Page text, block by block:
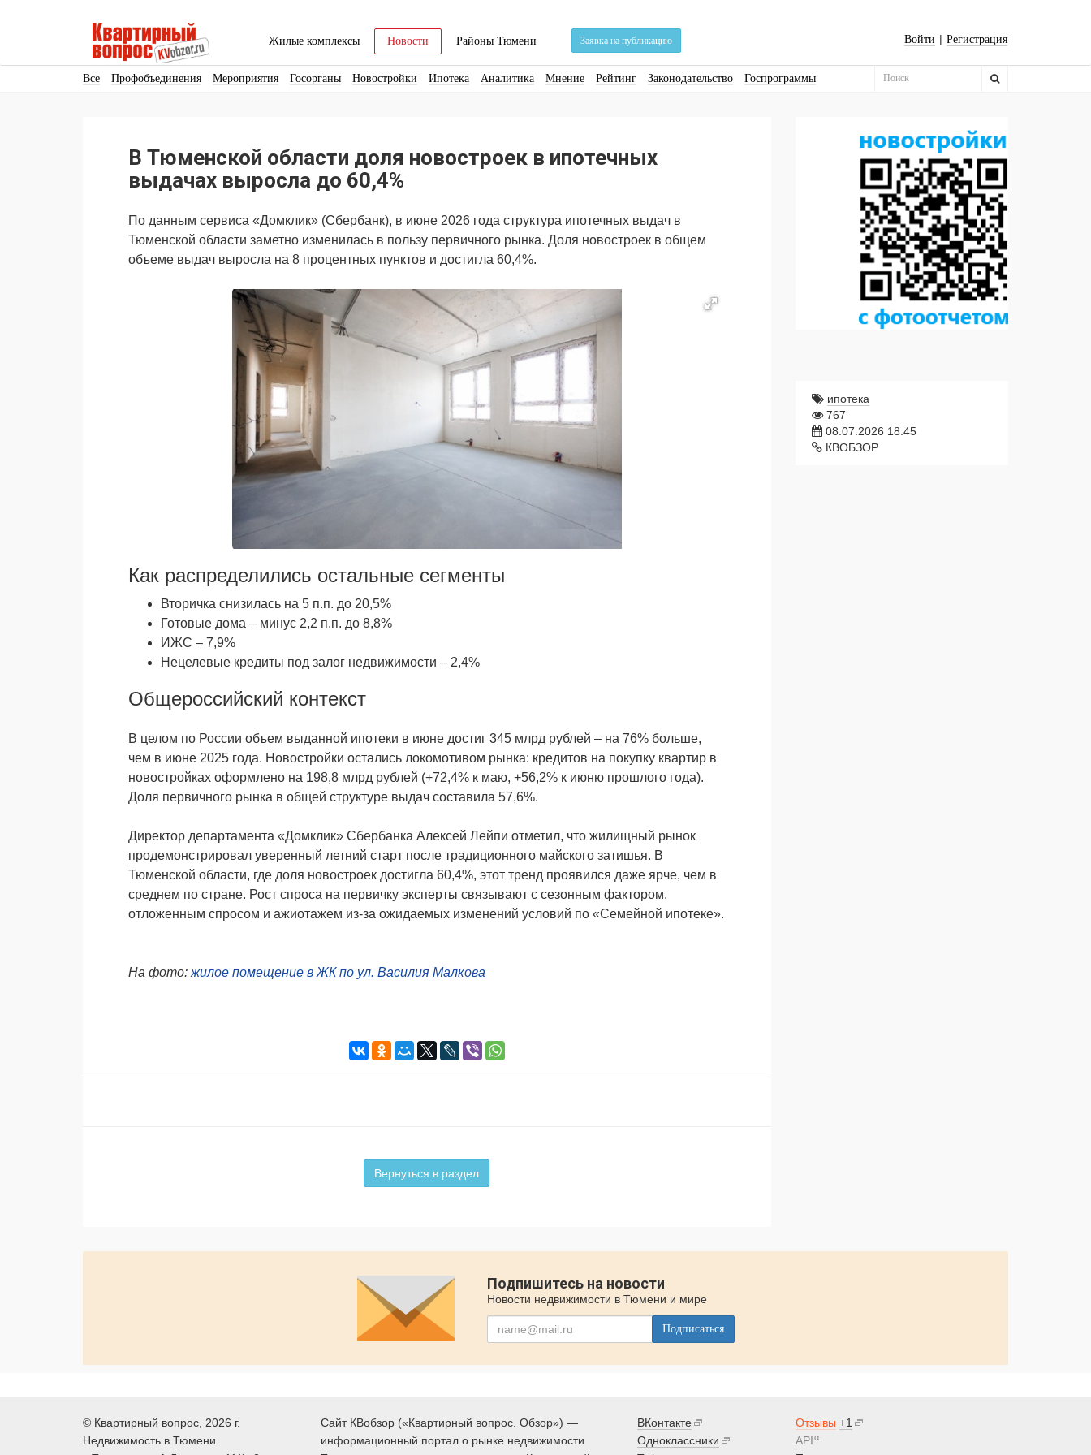
Жилые комплексы Новости Районы Тюмени Заявка на публикацию Войти | Регистрация
Все Профобъединения Мероприятия Госорганы Новостройки Ипотека Аналитика Мнение Рейтинг Законодательство Госпрограммы
В Тюменской области доля новостроек в ипотечных
выдачах выросла до 60,4%
По данным сервиса «Домклик» (Сбербанк), в июне 2026 года структура ипотечных выдач в
Тюменской области заметно изменилась в пользу первичного рынка. Доля новостроек в общем
объеме выдач выросла на 8 процентных пунктов и достигла 60,4%.
Как распределились остальные сегменты
Вторичка снизилась на 5 п.п. до 20,5%
Готовые дома – минус 2,2 п.п. до 8,8%
ИЖС – 7,9%
Нецелевые кредиты под залог недвижимости – 2,4%
Общероссийский контекст
В целом по России объем выданной ипотеки в июне достиг 345 млрд рублей – на 76% больше,
чем в июне 2025 года. Новостройки остались локомотивом рынка: кредитов на покупку квартир в
новостройках оформлено на 198,8 млрд рублей (+72,4% к маю, +56,2% к июню прошлого года).
Доля первичного рынка в общей структуре выдач составила 57,6%.
Директор департамента «Домклик» Сбербанка Алексей Лейпи отметил, что жилищный рынок
продемонстрировал уверенный летний старт после традиционного майского затишья. В
Тюменской области, где доля новостроек достигла 60,4%, этот тренд проявился даже ярче, чем в
среднем по стране. Рост спроса на первичку эксперты связывают с сезонным фактором,
отложенным спросом и ажиотажем из-за ожидаемых изменений условий по «Семейной ипотеке».
На фото: жилое помещение в ЖК по ул. Василия Малкова
Вернуться в раздел
ипотека
767
08.07.2026 18:45
КВОБЗОР
Подпишитесь на новости
Новости недвижимости в Тюмени и мире
Подписаться
© Квартирный вопрос , 2026 г.
Недвижимость в Тюмени
Сайт КВобзор («Квартирный вопрос. Обзор») —
информационный портал о рынке недвижимости
ВКонтакте
Одноклассники
Отзывы +1
APIα